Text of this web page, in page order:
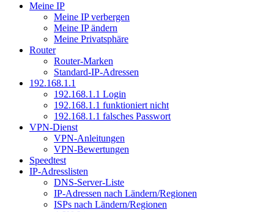
Meine IP
Meine IP verbergen
Meine IP ändern
Meine Privatsphäre
Router
Router-Marken
Standard-IP-Adressen
192.168.1.1
192.168.1.1 Login
192.168.1.1 funktioniert nicht
192.168.1.1 falsches Passwort
VPN-Dienst
VPN-Anleitungen
VPN-Bewertungen
Speedtest
IP-Adresslisten
DNS-Server-Liste
IP-Adressen nach Ländern/Regionen
ISPs nach Ländern/Regionen